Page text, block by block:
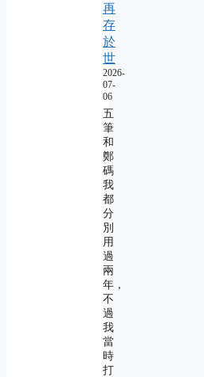
再
存
於
世
2026-
07-
06
五
筆
和
鄭
碼
我
都
分
別
用
過
兩
年，
不
過
我
當
時
打